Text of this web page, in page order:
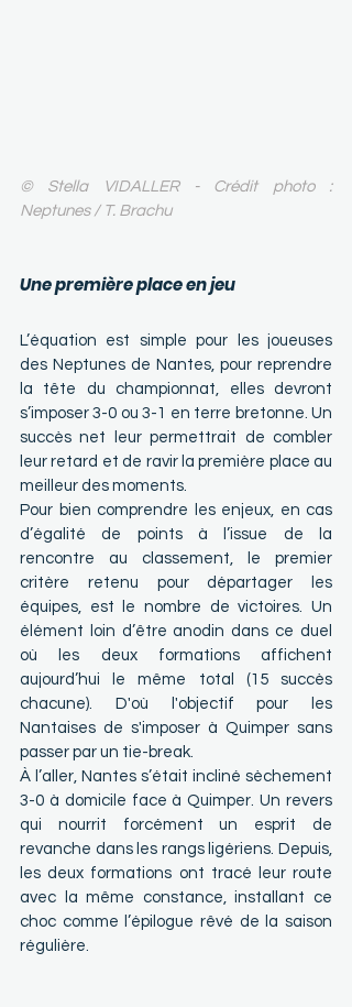
© Stella VIDALLER - Crédit photo :
Neptunes / T. Brachu
Une première place en jeu
L’équation est simple pour les joueuses
des Neptunes de Nantes, pour reprendre
la tête du championnat, elles devront
s’imposer 3-0 ou 3-1 en terre bretonne. Un
succès net leur permettrait de combler
leur retard et de ravir la première place au
meilleur des moments.
Pour bien comprendre les enjeux, en cas
d’égalité de points à l’issue de la
rencontre au classement, le premier
critère retenu pour départager les
équipes, est le nombre de victoires. Un
élément loin d’être anodin dans ce duel
où les deux formations affichent
aujourd’hui le même total (15 succès
chacune). D'où l'objectif pour les
Nantaises de s'imposer à Quimper sans
passer par un tie-break.
À l’aller, Nantes s’était incliné sèchement
3-0 à domicile face à Quimper. Un revers
qui nourrit forcément un esprit de
revanche dans les rangs ligériens. Depuis,
les deux formations ont tracé leur route
avec la même constance, installant ce
choc comme l’épilogue rêvé de la saison
régulière.